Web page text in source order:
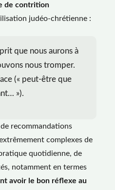
de contrition
judéo-chrétienne :
que nous aurons à
nous tromper.
(« peut-être que
»).
de recommandations
complexes de
quotidienne, de
notamment en termes
avoir le bon réflexe au